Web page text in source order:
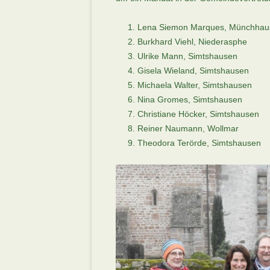
Lena Siemon Marques,
Burkhard Viehl, Niederasphe
Ulrike Mann, Simtshausen
Gisela Wieland, Simtshausen
Michaela Walter, Simtshausen
Nina Gromes, Simtshausen
Christiane Höcker, Simtshausen
Reiner Naumann, Wollmar
Theodora Terörde, Simtshausen